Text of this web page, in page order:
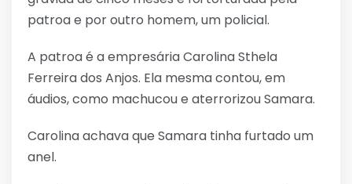
patroa e por outro homem, um policial.
A patroa é a empresária Carolina Sthela
Ferreira dos Anjos. Ela mesma contou, em
áudios, como machucou e aterrorizou Samara.
Carolina achava que Samara tinha furtado um
anel.